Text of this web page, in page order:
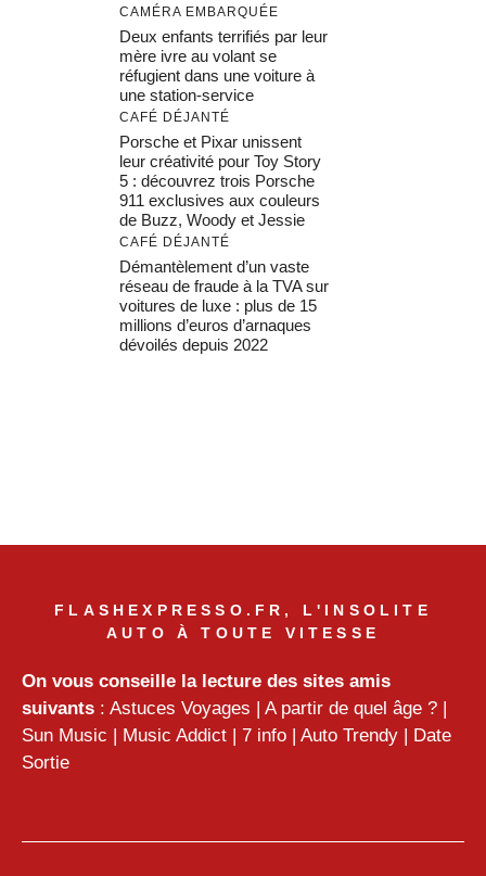
CAMÉRA EMBARQUÉE
Deux enfants terrifiés par leur
mère ivre au volant se
réfugient dans une voiture à
une station-service
CAFÉ DÉJANTÉ
Porsche et Pixar unissent
leur créativité pour Toy Story
5 : découvrez trois Porsche
911 exclusives aux couleurs
de Buzz, Woody et Jessie
CAFÉ DÉJANTÉ
Démantèlement d’un vaste
réseau de fraude à la TVA sur
voitures de luxe : plus de 15
millions d’euros d’arnaques
dévoilés depuis 2022
FLASHEXPRESSO.FR, L'INSOLITE
AUTO À TOUTE VITESSE
On vous conseille la lecture des sites amis
suivants : Astuces Voyages | A partir de quel âge ? |
Sun Music | Music Addict | 7 info | Auto Trendy | Date
Sortie